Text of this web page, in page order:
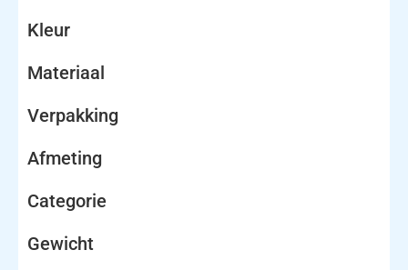
Kleur
Materiaal
Verpakking
Afmeting
Categorie
Gewicht